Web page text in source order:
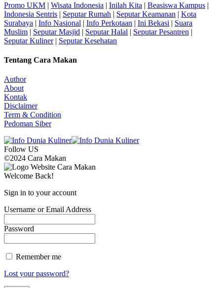
Promo UKM | Wisata Indonesia | Inilah Kita | Beasiswa Kampus |
Indonesia Sentris | Seputar Rumah | Seputar Keamanan | Kota
Surabaya | Info Nasional | Info Perkotaan | Ini Bekasi | Suara
Muslim | Seputar Masjid | Seputar Halal | Seputar Pesantren |
Seputar Kuliner| Seputar Kesehatan
Tentang Cara Makan
Author
About
Kontak
Disclaimer
Term & Condition
Pedoman Siber
Follow US
©2024 Cara Makan
Welcome Back!
Sign in to your account
Username or Email Address
Password
Remember me
Lost your password?